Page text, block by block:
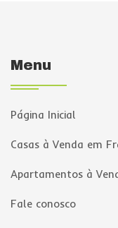
Menu
Página Inicial
Casas à Venda em
Apartamentos à
Fale conosco